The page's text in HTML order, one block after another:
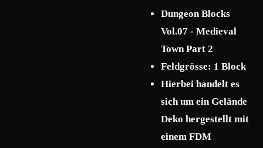
Dungeon Blocks
Vol.07 - Medieval
Town Part 2
Feldgrösse: 1 Block
Hierbei handelt es
sich um ein Gelände
Deko hergestellt mit
einem FDM